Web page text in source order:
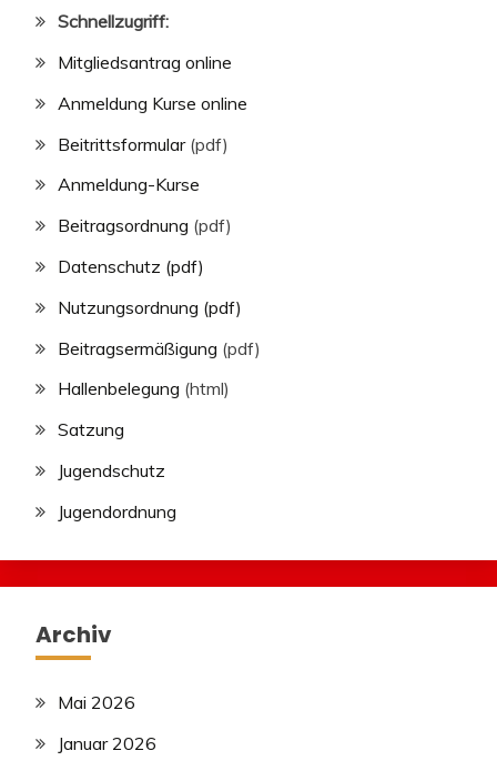
Schnellzugriff:
Mitgliedsantrag online
Anmeldung Kurse online
Beitrittsformular(pdf)
Anmeldung-Kurse
Beitragsordnung (pdf)
Datenschutz (pdf)
Nutzungsordnung (pdf)
Beitragsermäßigung (pdf)
Hallenbelegung (html)
Satzung
Jugendschutz
Jugendordnung
Archiv
Mai 2026
Januar 2026